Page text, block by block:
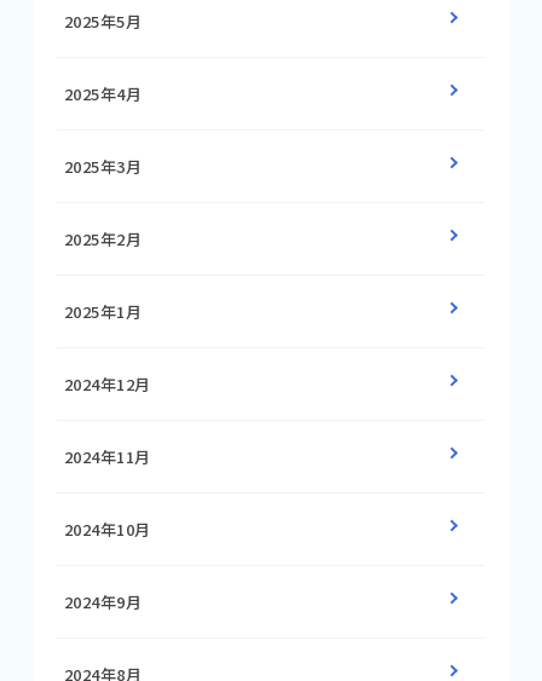
2025年5月
2025年4月
2025年3月
2025年2月
2025年1月
2024年12月
2024年11月
2024年10月
2024年9月
2024年8月